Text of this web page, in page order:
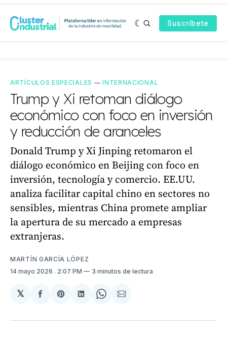
Suscríbete
ARTÍCULOS ESPECIALES —INTERNACIONAL
Trump y Xi retoman diálogo
económico con foco en inversión
y reducción de aranceles
Donald Trump y Xi Jinping retomaron el
diálogo económico en Beijing con foco en
inversión, tecnología y comercio. EE.UU.
analiza facilitar capital chino en sectores no
sensibles, mientras China promete ampliar
la apertura de su mercado a empresas
extranjeras.
MARTÍN GARCÍA LÓPEZ
14 mayo 2026 . 2:07 PM 3 minutos de lectura
𝕏
Compartir
Facebook
Share
Pinterest
Compartir
LinkedIn
Share
WhatsApp
Compartir
Email